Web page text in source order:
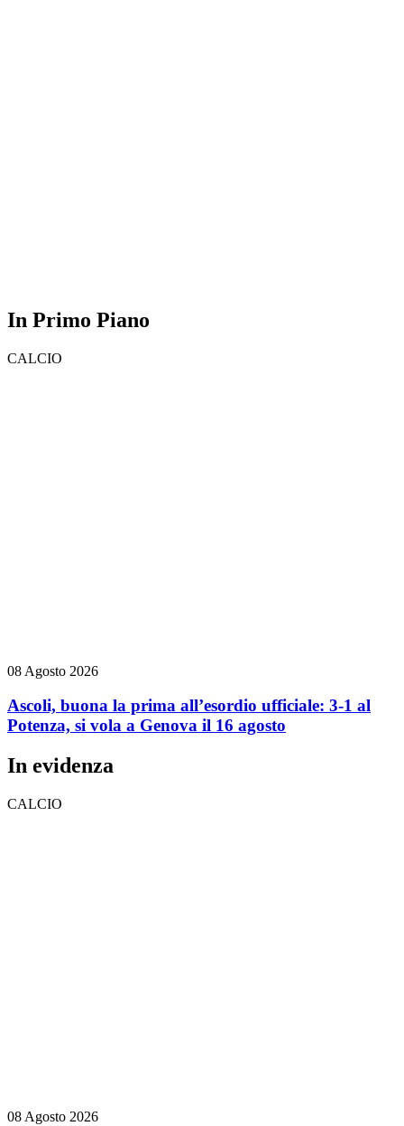
In Primo Piano
CALCIO
08 Agosto 2026
Ascoli, buona la prima all’esordio ufficiale: 3-1 al
Potenza, si vola a Genova il 16 agosto
In evidenza
CALCIO
08 Agosto 2026